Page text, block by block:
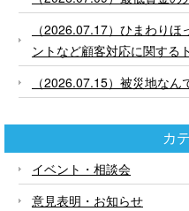
（2026.07.17）ひまわり
ントなど顧客対応に関する
（2026.07.15）被災地な
カ
イベント・相談会
意見表明・お知らせ